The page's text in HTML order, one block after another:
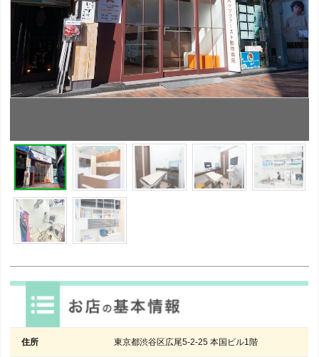
住所 東京都渋谷区広尾5-2-25 本国ビル1階